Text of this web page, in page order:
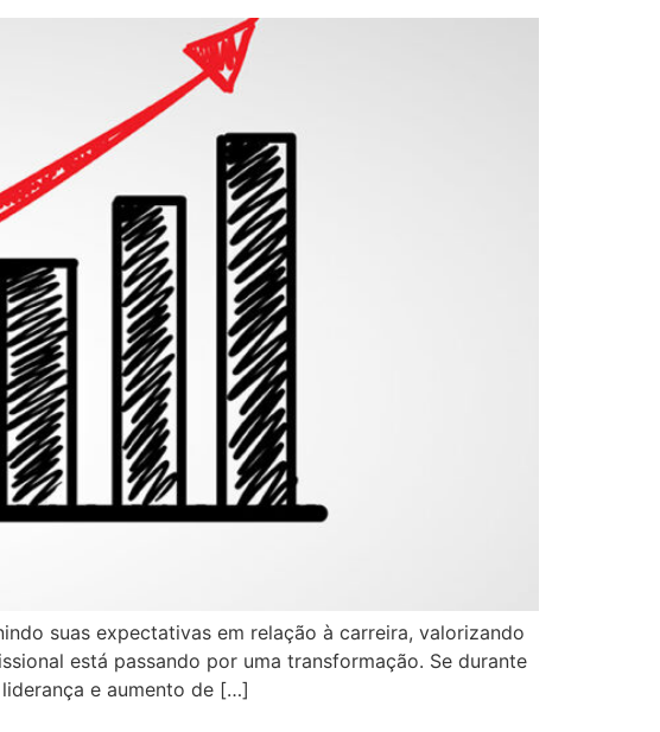
suas expectativas em relação à carreira, valorizando
está passando por uma transformação. Se durante
e aumento de […]